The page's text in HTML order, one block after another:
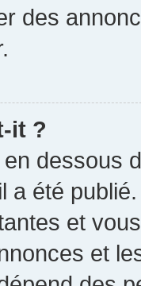
des
it ?
dessous
a été
et
et